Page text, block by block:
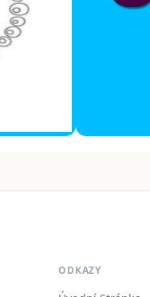
ODKAZY